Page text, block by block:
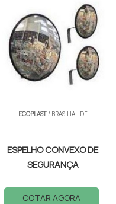
ECOPLAST / BRASILIA - DF
ESPELHO CONVEXO DE
SEGURANÇA
COTAR AGORA